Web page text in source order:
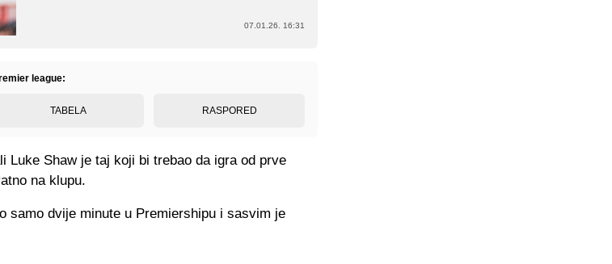
07.01.26. 16:31
league:
TABELA RASPORED
Luke Shaw je taj koji bi trebao da igra od prve
na klupu.
samo dvije minute u Premiershipu i sasvim je